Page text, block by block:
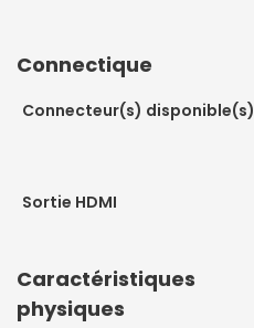
Connectique
Connecteur(s) disponible(s)
Sortie HDMI
Caractéristiques
physiques